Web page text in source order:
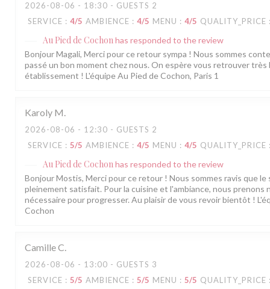
2026-08-06 - 18:30 - GUESTS 2
SERVICE : 4/5 AMBIENCE : 4/5 MENU : 4/5 QUALITY_PRICE
Au Pied de Cochonhas responded to the review
Bonjour Magali, Merci pour ce retour sympa ! Nous sommes
passé un bon moment chez nous. On espère vous retrouver
établissement ! L'équipe Au Pied de Cochon, Paris 1
Karoly M
2026-08-06 - 12:30 - GUESTS 2
SERVICE : 5/5 AMBIENCE : 4/5 MENU : 4/5 QUALITY_PRICE
Au Pied de Cochonhas responded to the review
Bonjour Mostis, Merci pour ce retour ! Nous sommes ravis que le
pleinement satisfait. Pour la cuisine et l'ambiance, nous prenons
nécessaire pour progresser. Au plaisir de vous revoir bientôt !
Cochon
CamilleC
2026-08-06 - 13:00 - GUESTS 3
SERVICE : 5/5 AMBIENCE : 5/5 MENU : 5/5 QUALITY_PRICE